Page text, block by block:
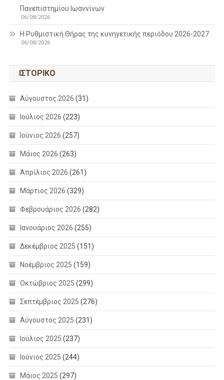
Πανεπιστημίου Ιωαννίνων
06/08/2026
Η Ρυθμιστική Θήρας της κυνηγετικής περιόδου 2026-2027
06/08/2026
ΙΣΤΟΡΙΚΌ
Αύγουστος 2026 (31)
Ιούλιος 2026 (223)
Ιούνιος 2026 (257)
Μάιος 2026 (263)
Απρίλιος 2026 (261)
Μάρτιος 2026 (329)
Φεβρουάριος 2026 (282)
Ιανουάριος 2026 (255)
Δεκέμβριος 2025 (151)
Νοέμβριος 2025 (159)
Οκτώβριος 2025 (299)
Σεπτέμβριος 2025 (276)
Αύγουστος 2025 (231)
Ιούλιος 2025 (237)
Ιούνιος 2025 (244)
Μάιος 2025 (297)